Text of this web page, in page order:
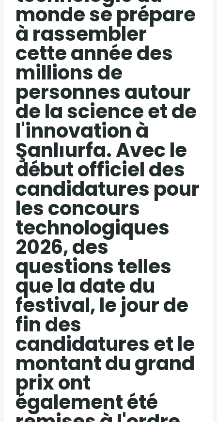
monde se prépare
à rassembler
cette année des
millions de
personnes autour
de la science et de
l'innovation à
Şanlıurfa. Avec le
début officiel des
candidatures pour
les concours
technologiques
2026, des
questions telles
que la date du
festival, le jour de
fin des
candidatures et le
montant du grand
prix ont
également été